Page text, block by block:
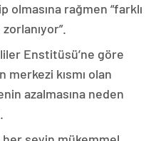
olmasına rağmen “farklı
Enstitüsü’ne göre
merkezi kısmı olan
azalmasına neden